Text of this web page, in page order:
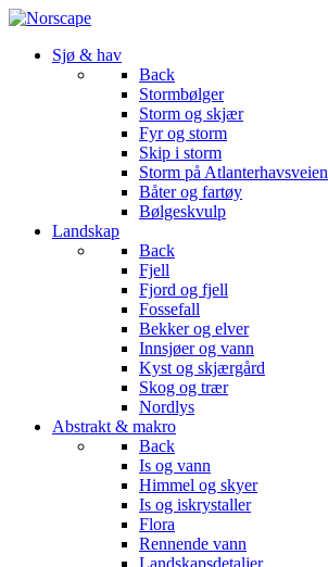
Sjø & hav
Back
Stormbølger
Storm og skjær
Fyr og storm
Skip i storm
Storm på Atlanterhavsveien
Båter og fartøy
Bølgeskvulp
Landskap
Back
Fjell
Fjord og fjell
Fossefall
Bekker og elver
Innsjøer og vann
Kyst og skjærgård
Skog og trær
Nordlys
Abstrakt & makro
Back
Is og vann
Himmel og skyer
Is og iskrystaller
Flora
Rennende vann
Landskapsdetaljer